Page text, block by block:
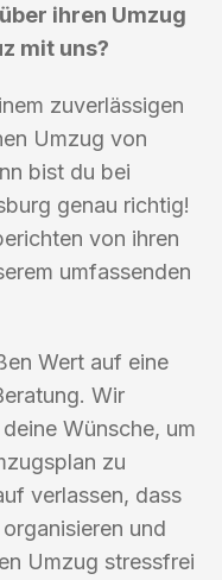
ihren Umzug
mit uns?
zuverlässigen
Umzug von
bist du bei
genau richtig!
von ihren
umfassenden
Wert auf eine
Wir
Wünsche, um
zu
verlassen, dass
und
Umzug stressfrei